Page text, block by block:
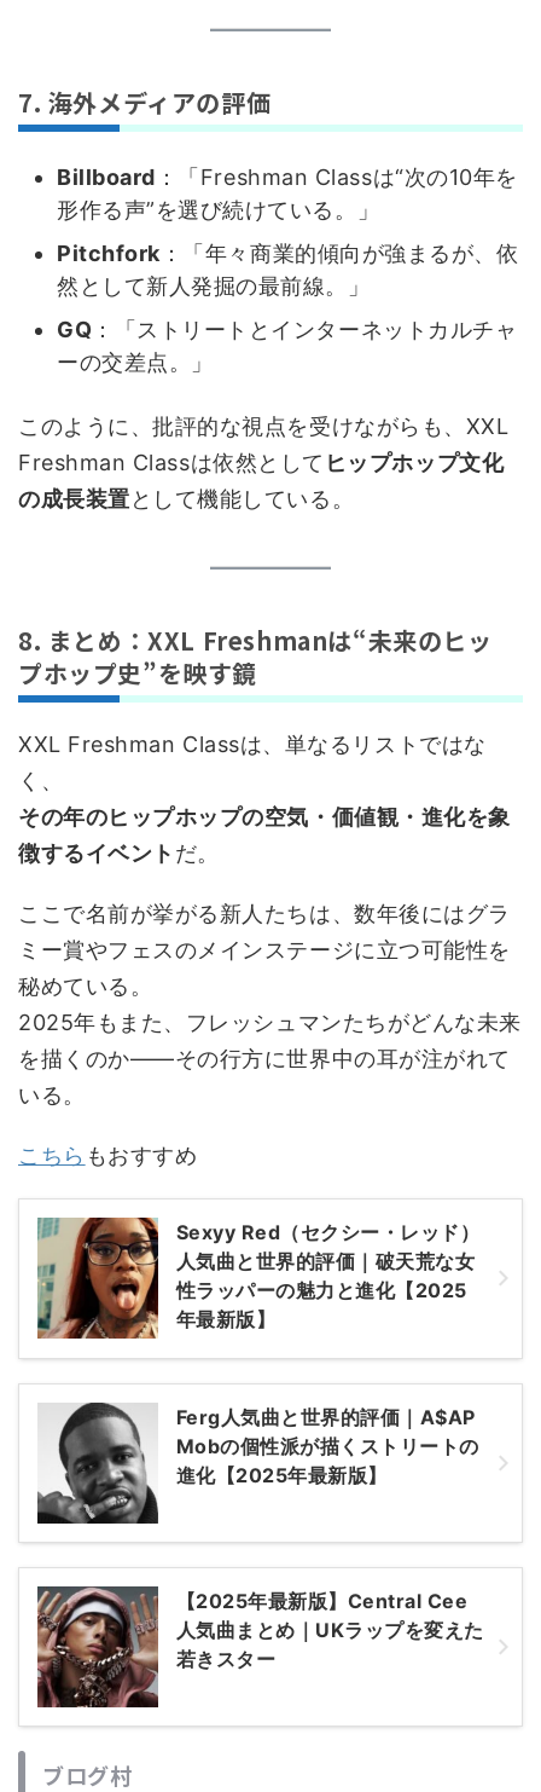
7. 海外メディアの評価
Billboard ：「Freshman Classは“次の10年を
形作る声”を選び続けている。」
Pitchfork ：「年々商業的傾向が強まるが、依
然として新人発掘の最前線。」
GQ ：「ストリートとインターネットカルチャ
ーの交差点。」
このように、批評的な視点を受けながらも、XXL
Freshman Classは依然として ヒップホップ文化
の成長装置として機能している。
8. まとめ：XXL Freshmanは“未来のヒッ
プホップ史”を映す鏡
XXL Freshman Classは、単なるリストではな
く、
その年のヒップホップの空気・価値観・進化を象
徴するイベント だ。
ここで名前が挙がる新人たちは、数年後にはグラ
ミー賞やフェスのメインステージに立つ可能性を
秘めている。
2025年もまた、フレッシュマンたちがどんな未来
を描くのか——その行方に世界中の耳が注がれて
いる。
こちら もおすすめ
Sexyy Red（セクシー・レッド）
人気曲と世界的評価｜破天荒な女
性ラッパーの魅力と進化【2025
年最新版】
Ferg人気曲と世界的評価｜A$AP
Mobの個性派が描くストリートの
進化【2025年最新版】
【2025年最新版】Central Cee
人気曲まとめ｜UKラップを変えた
若きスター
ブログ村